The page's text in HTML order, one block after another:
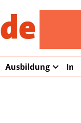
Ausbildung expand_more